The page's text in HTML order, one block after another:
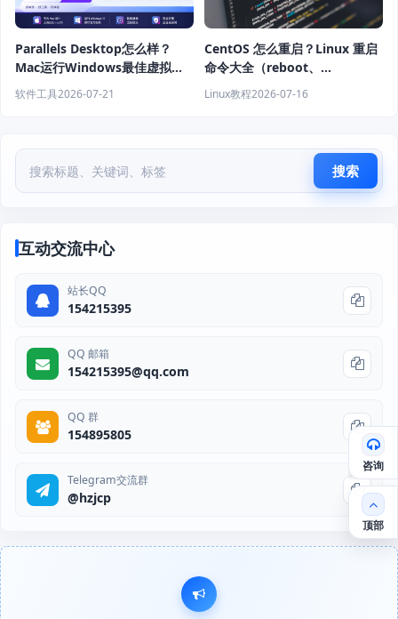
Parallels Desktop怎么样？
Mac运行Windows最佳虚拟机
软件推荐
软件工具2026-07-21
CentOS 怎么重启？Linux 重启
命令大全（reboot、
shutdown、systemctl 教程）
Linux教程2026-07-16
搜索
互动交流中心
站长QQ
154215395
QQ 邮箱
154215395@qq.com
QQ 群
154895805
Telegram交流群
@hzjcp
咨询
顶部